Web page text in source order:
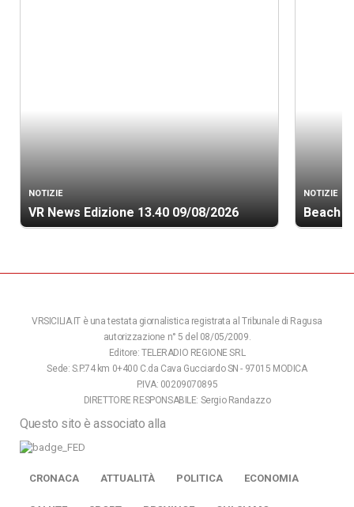
NOTIZIE
VR News Edizione 13.40 09/08/2026
NOTIZIE
Beach
VRSICILIA.IT è una testata giornalistica registrata al Tribunale di Ragusa
autorizzazione n° 5 del 08/05/2009.
Editore: TELERADIO REGIONE SRL
Sede: S.P.74 km 0+400 C.da Cava Gucciardo SN - 97015 MODICA
P.IVA: 00209070895
DIRETTORE RESPONSABILE: Sergio Randazzo
Questo sito è associato alla
CRONACA ATTUALITÀ POLITICA ECONOMIA